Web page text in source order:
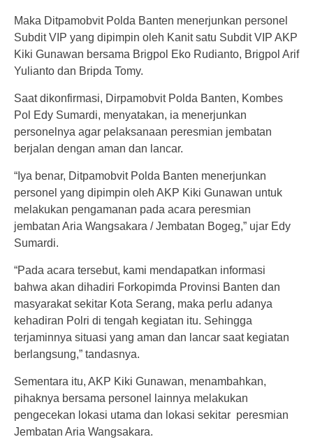
Maka Ditpamobvit Polda Banten menerjunkan personel
Subdit VIP yang dipimpin oleh Kanit satu Subdit VIP AKP
Kiki Gunawan bersama Brigpol Eko Rudianto, Brigpol Arif
Yulianto dan Bripda Tomy.
Saat dikonfirmasi, Dirpamobvit Polda Banten, Kombes
Pol Edy Sumardi, menyatakan, ia menerjunkan
personelnya agar pelaksanaan peresmian jembatan
berjalan dengan aman dan lancar.
“Iya benar, Ditpamobvit Polda Banten menerjunkan
personel yang dipimpin oleh AKP Kiki Gunawan untuk
melakukan pengamanan pada acara peresmian
jembatan Aria Wangsakara / Jembatan Bogeg,” ujar Edy
Sumardi.
“Pada acara tersebut, kami mendapatkan informasi
bahwa akan dihadiri Forkopimda Provinsi Banten dan
masyarakat sekitar Kota Serang, maka perlu adanya
kehadiran Polri di tengah kegiatan itu. Sehingga
terjaminnya situasi yang aman dan lancar saat kegiatan
berlangsung,” tandasnya.
Sementara itu, AKP Kiki Gunawan, menambahkan,
pihaknya bersama personel lainnya melakukan
pengecekan lokasi utama dan lokasi sekitar peresmian
Jembatan Aria Wangsakara.